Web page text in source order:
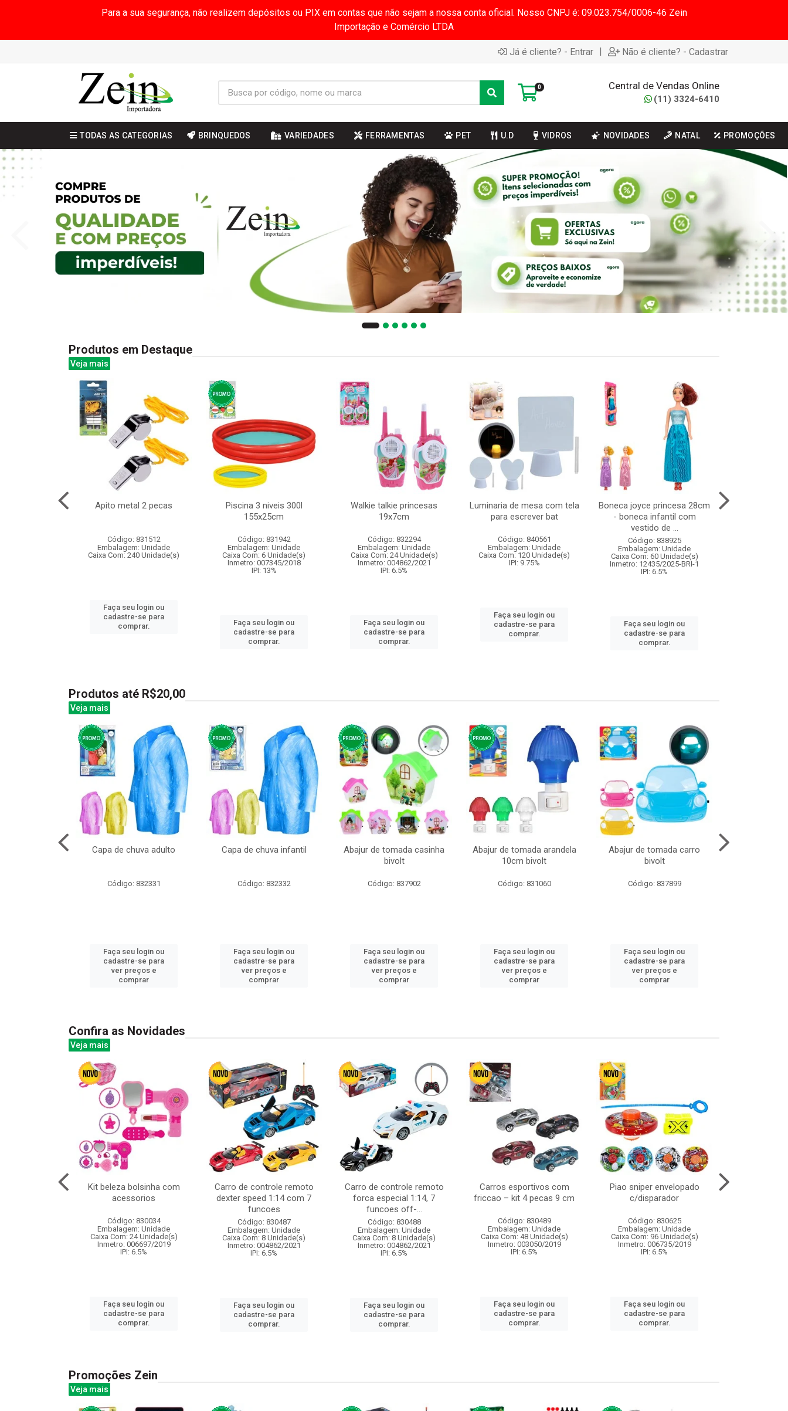
Para a sua segurança, não realizem depósitos ou PIX em contas que não sejam a nossa conta oficial. Nosso CNPJ é: 09.023.754/0006-46 Zein
Importação e Comércio LTDA
Já é cliente? - Entrar | Não é cliente? - Cadastrar
0 Central de Vendas Online
(11) 3324-6410
TODAS AS CATEGORIAS BRINQUEDOS VARIEDADES FERRAMENTAS PET U.D VIDROS NOVIDADES NATAL PROMOÇÕES
Produtos em Destaque
Veja mais
Apito metal 2 pecas
Código: 831512
Embalagem: Unidade
Caixa Com: 240 Unidade(s)
Faça seu login ou
cadastre-se para
comprar.
Piscina 3 niveis 300l
155x25cm
Código: 831942
Embalagem: Unidade
Caixa Com: 6 Unidade(s)
Inmetro: 007345/2018
IPI: 13%
Faça seu login ou
cadastre-se para
comprar.
Walkie talkie princesas
19x7cm
Código: 832294
Embalagem: Unidade
Caixa Com: 24 Unidade(s)
Inmetro: 004862/2021
IPI: 6.5%
Faça seu login ou
cadastre-se para
comprar.
Luminaria de mesa com tela
para escrever bat
Código: 840561
Embalagem: Unidade
Caixa Com: 120 Unidade(s)
IPI: 9.75%
Faça seu login ou
cadastre-se para
comprar.
Boneca joyce princesa 28cm
- boneca infantil com
vestido de ...
Código: 838925
Embalagem: Unidade
Caixa Com: 60 Unidade(s)
Inmetro: 12435/2025-BRI-1
IPI: 6.5%
Faça seu login ou
cadastre-se para
comprar.
Produtos até R$20,00
Veja mais
Capa de chuva adulto
Código: 832331
Faça seu login ou
cadastre-se para
ver preços e
comprar
Capa de chuva infantil
Código: 832332
Faça seu login ou
cadastre-se para
ver preços e
comprar
Abajur de tomada casinha
bivolt
Código: 837902
Faça seu login ou
cadastre-se para
ver preços e
comprar
Abajur de tomada arandela
10cm bivolt
Código: 831060
Faça seu login ou
cadastre-se para
ver preços e
comprar
Abajur de tomada carro
bivolt
Código: 837899
Faça seu login ou
cadastre-se para
ver preços e
comprar
Confira as Novidades
Veja mais
Kit beleza bolsinha com
acessorios
Código: 830034
Embalagem: Unidade
Caixa Com: 24 Unidade(s)
Inmetro: 006697/2019
IPI: 6.5%
Faça seu login ou
cadastre-se para
comprar.
Carro de controle remoto
dexter speed 1:14 com 7
funcoes
Código: 830487
Embalagem: Unidade
Caixa Com: 8 Unidade(s)
Inmetro: 004862/2021
IPI: 6.5%
Faça seu login ou
cadastre-se para
comprar.
Carro de controle remoto
forca especial 1:14, 7
funcoes off-...
Código: 830488
Embalagem: Unidade
Caixa Com: 8 Unidade(s)
Inmetro: 004862/2021
IPI: 6.5%
Faça seu login ou
cadastre-se para
comprar.
Carros esportivos com
friccao – kit 4 pecas 9 cm
Código: 830489
Embalagem: Unidade
Caixa Com: 48 Unidade(s)
Inmetro: 003050/2019
IPI: 6.5%
Faça seu login ou
cadastre-se para
comprar.
Piao sniper envelopado
c/disparador
Código: 830625
Embalagem: Unidade
Caixa Com: 96 Unidade(s)
Inmetro: 006735/2019
IPI: 6.5%
Faça seu login ou
cadastre-se para
comprar.
Promoções Zein
Veja mais